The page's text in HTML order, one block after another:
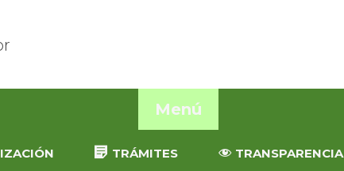
Menú
TRÁMITES TRANSPARENCIA